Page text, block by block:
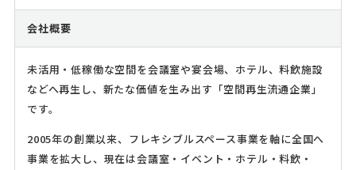
会社概要
未活用・低稼働な空間を会議室や宴会場、ホテル、料飲施設
などへ再生し、新たな価値を生み出す「空間再生流通企業」
です。
2005年の創業以来、フレキシブルスペース事業を軸に全国へ
事業を拡大し、現在は会議室・イベント・ホテル・料飲・